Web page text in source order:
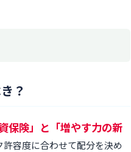
？
保険」と「増やす力の新
容度に合わせて配分を決め